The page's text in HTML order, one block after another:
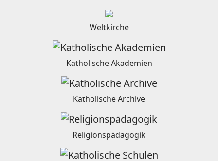
Weltkirche
Katholische Akademien
Katholische Archive
Religionspädagogik